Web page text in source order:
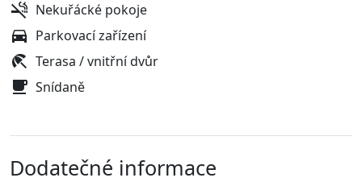
Nekuřácké pokoje
Parkovací zařízení
Terasa / vnitřní dvůr
Snídaně
Dodatečné informace